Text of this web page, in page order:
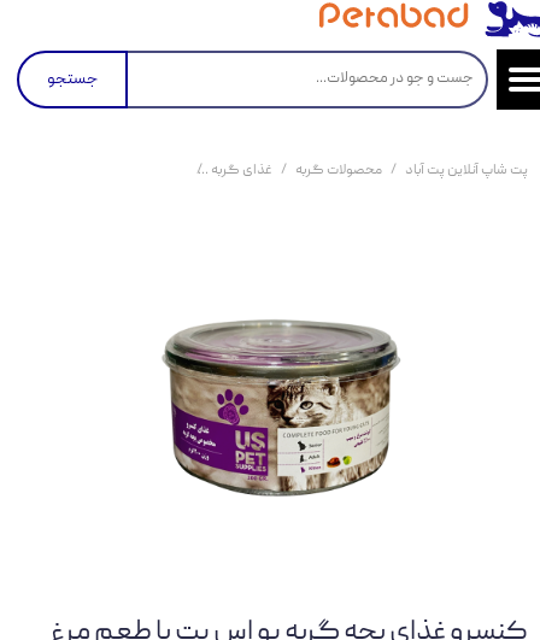
جستجو
پت شاپ آنلاین پت آباد محصولات گربه غذای گربه